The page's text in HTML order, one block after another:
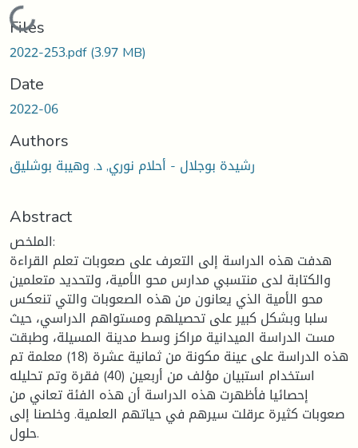
Loading...
Files
2022-253.pdf(3.97 MB)
Date
2022-06
Authors
رشيدة بوجلال - أحلام نوري, د. وهيبة بوشليق
Abstract
الملخص:
هدفت هذه الدراسة إلى التعرف على صعوبات تعلم القراءة
والكتابة لدى منتسبي مدارس محو الأمية، ولتحديد متعلمين
محو الأمية الذي يعانون من هذه الصعوبات والتي تنعكس
سلبا وبشكل كبير على تحصيلهم ومستواهم الدراسي، حيث
مست الدراسة الميدانية مراكز وسط مدينة المسيلة، وطبقت
هذه الدراسة على عينة مكونة من ثمانية عشرة (18) معلمة تم
استخدام استبيان مؤلف من أربعين (40) فقرة وتم تحليله
إحصائيا فأظهرت هذه الدراسة أن هذه الفئة تعاني من
صعوبات كثيرة عرقلت سيرهم في حياتهم العلمية. وخلصنا إلى
حلول.